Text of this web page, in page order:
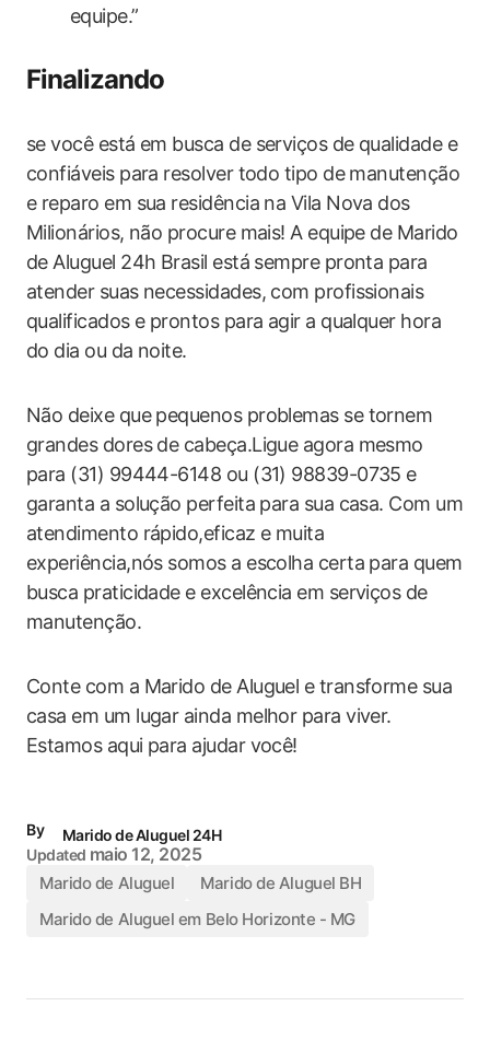
equipe.”
Finalizando
se você está em busca de serviços de qualidade e
confiáveis para resolver todo tipo de manutenção
e reparo em sua residência na Vila Nova dos
Milionários, não procure mais! A equipe de Marido
de Aluguel 24h Brasil está sempre pronta para
atender suas necessidades, com profissionais
qualificados e prontos para agir a qualquer hora
do dia ou da noite.
Não deixe que pequenos problemas se tornem
grandes dores de cabeça.Ligue agora mesmo
para (31) 99444-6148 ou (31) 98839-0735 e
garanta a solução perfeita para sua casa. Com um
atendimento rápido,eficaz e muita
experiência,nós somos a escolha certa para quem
busca praticidade e excelência em serviços de
manutenção.
Conte com a Marido de Aluguel e transforme sua
casa em um lugar ainda melhor para viver.
Estamos aqui para ajudar você!
By
Marido de Aluguel 24H
Updated maio 12, 2025
Marido de Aluguel
Marido de Aluguel BH
Marido de Aluguel em Belo Horizonte - MG